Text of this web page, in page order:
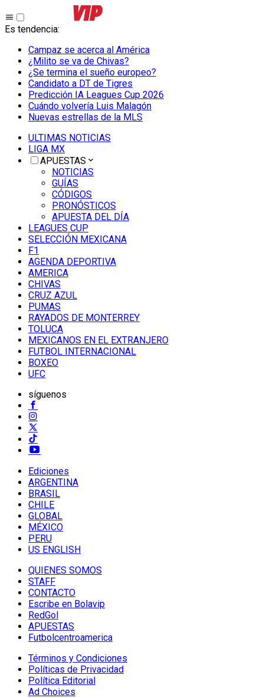
Es tendencia:
Campaz se acerca al América
¿Milito se va de Chivas?
¿Se termina el sueño europeo?
Candidato a DT de Tigres
Predicción IA Leagues Cup 2026
Cuándo volvería Luis Malagón
Nuevas estrellas de la MLS
ULTIMAS NOTICIAS
LIGA MX
APUESTAS
NOTICIAS
GUÍAS
CÓDIGOS
PRONÓSTICOS
APUESTA DEL DÍA
LEAGUES CUP
SELECCIÓN MEXICANA
F1
AGENDA DEPORTIVA
AMERICA
CHIVAS
CRUZ AZUL
PUMAS
RAYADOS DE MONTERREY
TOLUCA
MEXICANOS EN EL EXTRANJERO
FUTBOL INTERNACIONAL
BOXEO
UFC
síguenos
Ediciones
ARGENTINA
BRASIL
CHILE
GLOBAL
MÉXICO
PERU
US ENGLISH
QUIENES SOMOS
STAFF
CONTACTO
Escribe en Bolavip
RedGol
APUESTAS
Futbolcentroamerica
Términos y Condiciones
Políticas de Privacidad
Política Editorial
Ad Choices